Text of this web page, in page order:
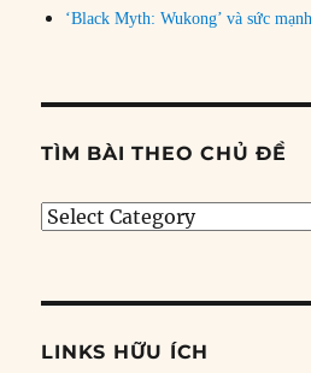
‘Black Myth: Wukong’ và sức
TÌM BÀI THEO CHỦ ĐỀ
Tìm
đề
LINKS HỮU ÍCH